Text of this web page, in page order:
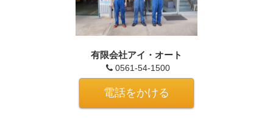
有限会社アイ・オート
0561-54-1500
電話をかける